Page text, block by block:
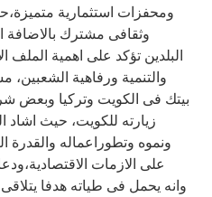
ومحفزات استثمارية
وثقافى مشترك بالاضافة
البلدين تؤكد على اهمية الملف
والتنمية ورفاهية
بيتك فى الكويت وتركيا وبعض
زيارته للكويت، حيث اشاد
ونموه وتطوراعماله والقدرة
على الازمات
وانه يحمل فى طياته هدفا